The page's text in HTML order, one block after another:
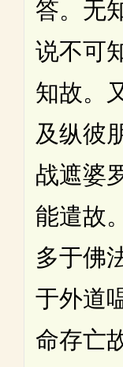
答。无
说不可
知故。
及纵彼
战遮婆
能遣故
多于佛
于外道
命存亡